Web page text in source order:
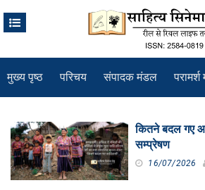
मुख्य पृष्ठ परिचय संपादक मंडल
श्रेणी
कितने बदल गए
सम्प्रेषण
16/07/2026